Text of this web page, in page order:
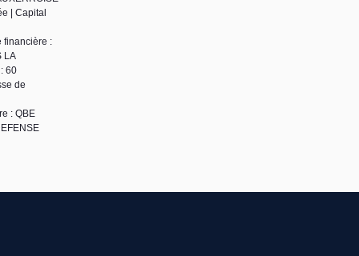
| Capital
financière :
LA
60
de
: QBE